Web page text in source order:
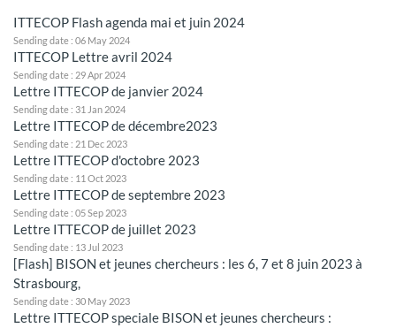
ITTECOP Flash agenda mai et juin 2024
Sending date : 06 May 2024
ITTECOP Lettre avril 2024
Sending date : 29 Apr 2024
Lettre ITTECOP de janvier 2024
Sending date : 31 Jan 2024
Lettre ITTECOP de décembre2023
Sending date : 21 Dec 2023
Lettre ITTECOP d'octobre 2023
Sending date : 11 Oct 2023
Lettre ITTECOP de septembre 2023
Sending date : 05 Sep 2023
Lettre ITTECOP de juillet 2023
Sending date : 13 Jul 2023
[Flash] BISON et jeunes chercheurs : les 6, 7 et 8 juin 2023 à
Strasbourg,
Sending date : 30 May 2023
Lettre ITTECOP speciale BISON et jeunes chercheurs :